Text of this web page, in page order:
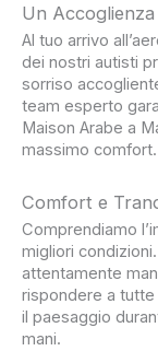
Un
Al tuo arrivo
dei nostri autisti
sorriso
team esperto
Maison Arabe a
massimo comfort.
Comfort e
Comprendiamo
migliori
attentamente
rispondere a
il paesaggio
mani.